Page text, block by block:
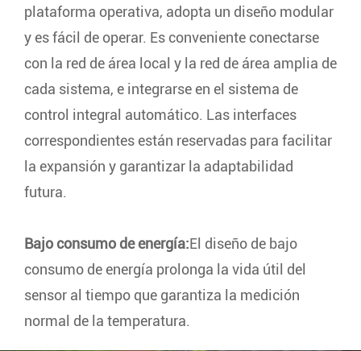
plataforma operativa, adopta un diseño modular
y es fácil de operar. Es conveniente conectarse
con la red de área local y la red de área amplia de
cada sistema, e integrarse en el sistema de
control integral automático. Las interfaces
correspondientes están reservadas para facilitar
la expansión y garantizar la adaptabilidad
futura.
Bajo consumo de energía:El diseño de bajo
consumo de energía prolonga la vida útil del
sensor al tiempo que garantiza la medición
normal de la temperatura.